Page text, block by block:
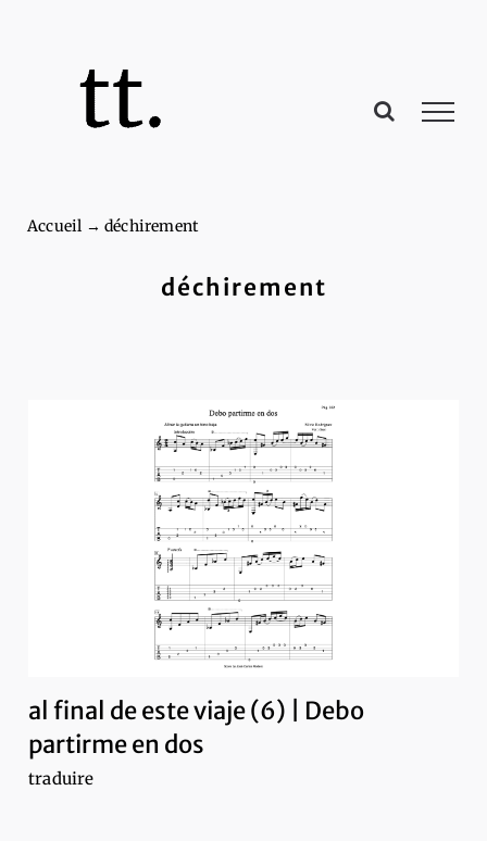
Accueil → déchirement
déchirement
al final de este viaje (6) | Debo
partirme en dos
traduire